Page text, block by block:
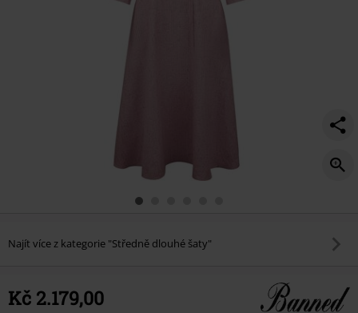
Najít více z kategorie "Středně dlouhé šaty"
Kč 2.179,00